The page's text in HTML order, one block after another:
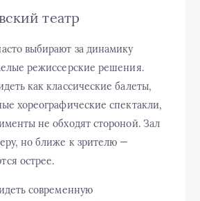
театр
выбирают за динамику
режиссерские решения.
как классические балеты,
хореографические спектакли,
не обходят стороной. Зал
но ближе к зрителю —
острее.
современную